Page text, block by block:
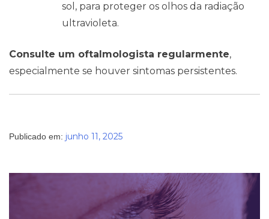
sol, para proteger os olhos da radiação
ultravioleta.
Consulte um oftalmologista regularmente,
especialmente se houver sintomas persistentes.
Publicado em: junho 11, 2025